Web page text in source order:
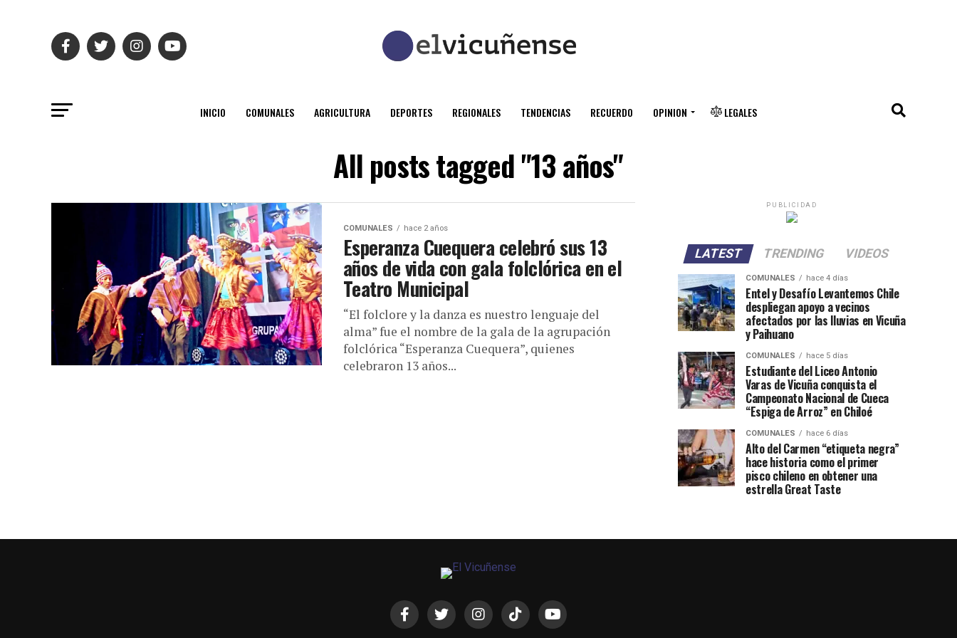
INICIO COMUNALES AGRICULTURA DEPORTES REGIONALES TENDENCIAS RECUERDO OPINION LEGALES
All posts tagged "13 años"
COMUNALES hace 2 años
Esperanza Cuequera celebró sus 13
años de vida con gala folclórica en el
Teatro Municipal
“El folclore y la danza es nuestro lenguaje del
alma” fue el nombre de la gala de la agrupación
folclórica “Esperanza Cuequera”, quienes
celebraron 13 años...
PUBLICIDAD
LATEST TRENDING VIDEOS
COMUNALES hace 4 días
Entel y Desafío Levantemos Chile
despliegan apoyo a vecinos
afectados por las lluvias en Vicuña
y Paihuano
COMUNALES hace 5 días
Estudiante del Liceo Antonio
Varas de Vicuña conquista el
Campeonato Nacional de Cueca
“Espiga de Arroz” en Chiloé
COMUNALES hace 6 días
Alto del Carmen “etiqueta negra”
hace historia como el primer
pisco chileno en obtener una
estrella Great Taste